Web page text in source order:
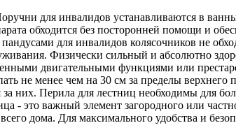
для инвалидов устанавливаются в
обходится без посторонней помощи и
для инвалидов колясочников не
Физически сильный и абсолютно
двигательными функциями или
не менее чем на 30 см за пределы
них. Перила для лестниц необходимы для
- это важный элемент загородного или
дома. Для максимального удобства и